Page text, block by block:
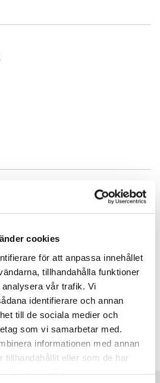
cookies
för att anpassa innehållet
tillhandahålla funktioner
vår trafik. Vi
identifierare och annan
till de sociala medier och
som vi samarbetar med.
informationen med annan
tillhandahållit eller som de har
07:00 - 17:00
07:00 - 17:00
07:00 - 17:00